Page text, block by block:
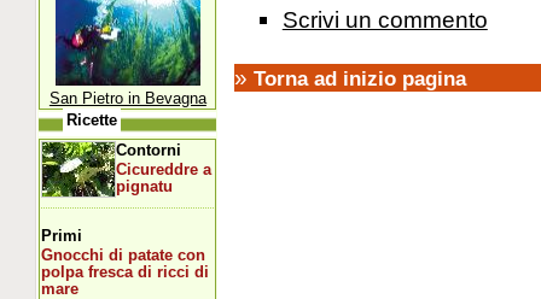
Scrivi un commento
» Torna ad inizio pagina
San Pietro in Bevagna
Ricette
Contorni
Cicureddre a
pignatu
Primi
Gnocchi di patate con
polpa fresca di ricci di
mare